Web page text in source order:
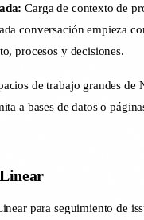
Carga de contexto de
conversación empieza
procesos y decisiones.
de trabajo grandes de
a bases de datos o
para seguimiento de